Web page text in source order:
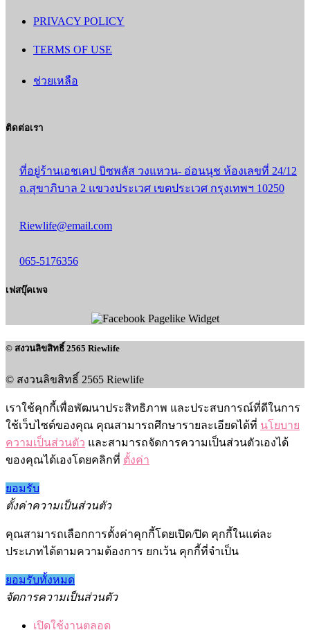
PRIVACY POLICY
TERMS OF USE
ช่วยเหลือ
ติดต่อเรา
ที่อยู่ร้านเอชเคป บิซพลัส วงแหวน- อ่อนนุช ห้องเลขที่ 24/12
ถ.สุขาภิบาล 2 แขวงประเวศ เขตประเวศ กรุงเทพฯ 10250
Riewlife@email.com
065-5176356
เฟสบุ๊คเพจ
© สงวนลิขสิทธิ์ 2565 Riewlife
© สงวนลิขสิทธิ์ 2565 Riewlife
เราใช้คุกกี้เพื่อพัฒนาประสิทธิภาพ และประสบการณ์ที่ดีในการ
ใช้เว็บไซต์ของคุณ คุณสามารถศึกษารายละเอียดได้ที่ นโยบาย
ความเป็นส่วนตัว และสามารถจัดการความเป็นส่วนตัวเองได้
ของคุณได้เองโดยคลิกที่ ตั้งค่า
ยอมรับ
ตั้งค่าความเป็นส่วนตัว
คุณสามารถเลือกการตั้งค่าคุกกี้โดยเปิด/ปิด คุกกี้ในแต่ละ
ประเภทได้ตามความต้องการ ยกเว้น คุกกี้ที่จำเป็น
ยอมรับทั้งหมด
จัดการความเป็นส่วนตัว
เปิดใช้งานตลอด